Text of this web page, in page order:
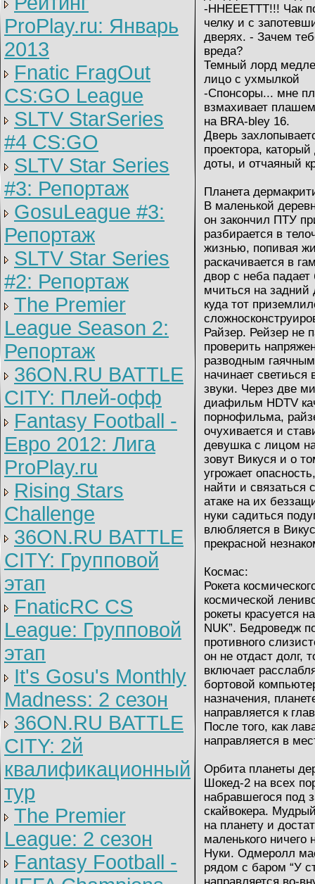
ProPlay.ru: Январь
2013
Fnatic FragOut
CS:GO League
SLTV StarSeries
#4 CS:GO
SLTV Star Series
#3: Репортаж
GosuLeague #3:
Репортаж
SLTV Star Series
#2: Репортаж
The Premier
League Season 2:
Репортаж
36ON.RU BATTLE
CITY: Плей-офф
Fantasy Football -
Евро 2012: Лига
ProPlay.ru
Rising Stars
Challenge
36ON.RU BATTLE
CITY: Групповой
этап
FnaticRC CS
League: Групповой
этап
It's Gosu's Monthly
Madness: 2 сезон
36ON.RU BATTLE
CITY: 2й
квалификационный
тур
The Premier
League: 2 cезон
Fantasy Football -
-ННЕЕЕТТТ!!! Чак
челку и с
дверях. - Зачем
вреда?
Темный лорд
лицо с ухмылкой
-Спонсоры... мне
взмахивает
на BRA-bley 16.
Дверь
проектора,
доты, и отчаяный
Планета
В маленькой
он закончил ПТУ
разбирается в
жизнью, попивая
раскачивается в
двор с неба
мчиться на задний
куда тот
Райзер. Рейзер не
проверить
разводным
начинает
звуки. Через две
диафильм HDTV
порнофильма,
очухивается и
девушка с лицом
зовут Викуся и о
угрожает
найти и связаться
атаке на их
нуки садиться
влюбляется в
прекрасной
Космас:
Рокета
космической
рокеты красуется
NUK”. Бедроведж
противного
он не отдаст долг,
включает
бортовой
назначения,
направляется к
После того, как
направляется в
Орбита планеты
Шокед-2 на всех
набравшегося под
скайвокера.
на планету и
маленького ничего
Нуки. Одмеролл
рядом с баром “У